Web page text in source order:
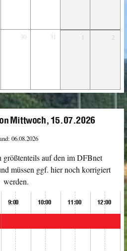
30 31 1 2
Mittwoch, 15.07.2026
06.08.2026
auf den im DFBnet
müssen ggf. hier noch korrigiert
werden.
9:00 10:00 11:00 12:00